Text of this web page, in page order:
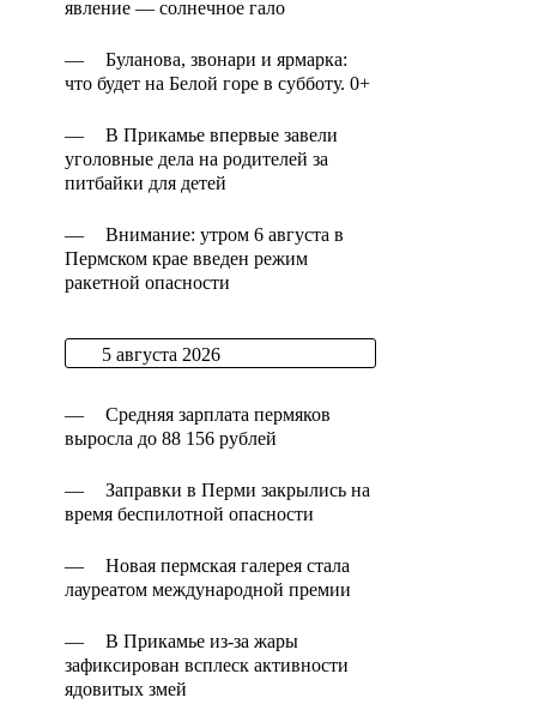
явление — солнечное гало
—
Буланова, звонари и ярмарка:
что будет на Белой горе в субботу. 0+
—
В Прикамье впервые завели
уголовные дела на родителей за
питбайки для детей
—
Внимание: утром 6 августа в
Пермском крае введен режим
ракетной опасности
5 августа 2026
—
Средняя зарплата пермяков
выросла до 88 156 рублей
—
Заправки в Перми закрылись на
время беспилотной опасности
—
Новая пермская галерея стала
лауреатом международной премии
—
В Прикамье из-за жары
зафиксирован всплеск активности
ядовитых змей